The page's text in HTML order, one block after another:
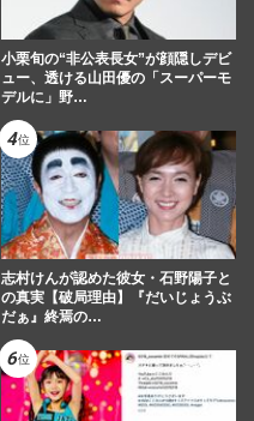
小栗旬の“非公表長女”が顔隠しデビ
ュー、透ける山田優の「スーパーモ
デルに」野…
志村けんが認めた彼女・石野陽子と
の真実【破局理由】『だいじょうぶ
だぁ』終焉の…